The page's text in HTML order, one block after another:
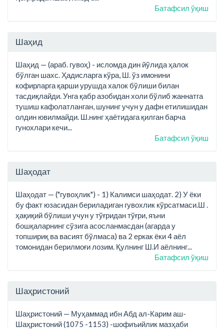
Батафсил ўқиш
Шаҳид
Шаҳид — (араб. гувоҳ) - исломда дин йўлида ҳалок
бўлган шахс. Ҳадисларга кўра, Ш. ўз имонини
кофирларга қарши урушда халок бўлиши билан
тасдиқлайди. Унга қабр азобидан холи бўлиб жаннатга
тушиш кафолатланган, шунинг учун у дафн етилишидан
олдин ювилмайди. Ш.нинг ҳаётидага қилган барча
гунохлари кечи...
Батафсил ўқиш
Шаҳодат
Шаҳодат — ("гувоҳлик") - 1) Калимси шаҳодат. 2) У ёки
бу факт юзасидан бериладиган гувохлик кўрсатмаси.Ш .
ҳақиқий бўлиши учун у тўғридан тўғри, яъни
бошқаларнинг сўзига асосланмасдан (агарда у
топшириқ ва васият бўлмаса) ва 2 еркак ёки 4 аёл
томонидан берилмоғи лозим. Қулнинг Ш.И аёлнинг...
Батафсил ўқиш
Шаҳристоний
Шаҳристоний — Муҳаммад ибн Абд ал-Карим аш-
Шаҳристоний (1075 -1153) -шофиъийлик мазҳаби